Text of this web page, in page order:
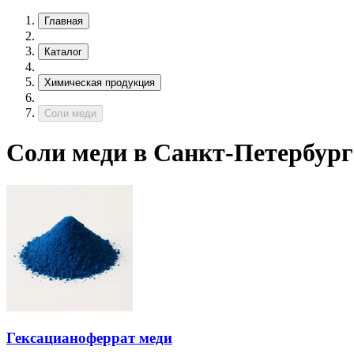
Главная
Каталог
Химическая продукция
Соли меди
Соли меди в Санкт-
Гексацианоферрат меди